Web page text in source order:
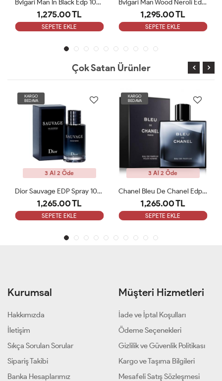
1,295.00 TL
SEPETE EKLE
1,350.00 TL
SEPETE EKLE
Çok Satan Ürünler
Dior Sauvage EDP Spray 100ML Erkek Parfümü ARC Chanel Bleu De Chanel Edp 100 Ml ARC
1,265.00 TL
SEPETE EKLE
BEDAVA
3 Al 2 Öde
1,265.00 TL
SEPETE EKLE
Kurumsal
Hakkımızda
İletişim
Sıkça Sorulan Sorular
Sipariş Takibi
Banka Hesaplarımız
Müşteri Hizmetleri
İade ve İptal Koşulları
Ödeme Seçenekleri
Gizlilik ve Güvenlik Politikası
Kargo ve Taşıma Bilgileri
Mesafeli Satış Sözleşmesi